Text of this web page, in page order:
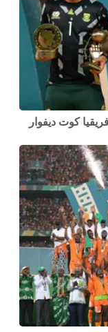
كوت ديفوار